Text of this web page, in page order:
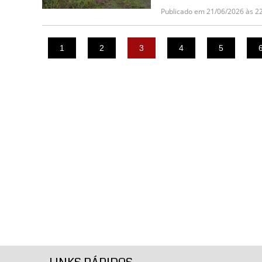
Publicado em 21/06/2026 às
1 2 3 4 5